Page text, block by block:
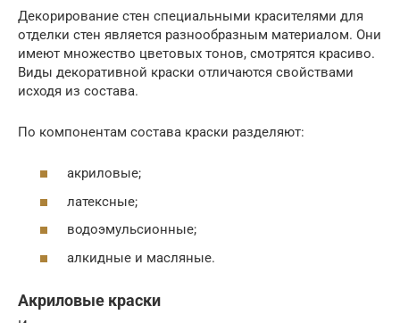
Декорирование стен специальными красителями для
отделки стен является разнообразным материалом. Они
имеют множество цветовых тонов, смотрятся красиво.
Виды декоративной краски отличаются свойствами
исходя из состава.
По компонентам состава краски разделяют:
акриловые;
латексные;
водоэмульсионные;
алкидные и масляные.
Акриловые краски